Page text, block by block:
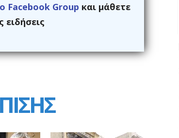
Facebook Group και μάθετε
ειδήσεις